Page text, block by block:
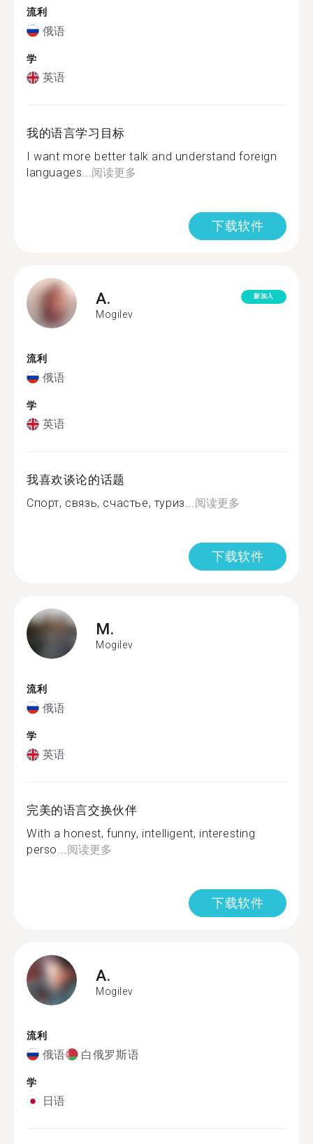
流利
俄语
学
英语
我的语言学习目标
I want more better talk and understand foreign
languages...阅读更多
下载软件
A.
Mogilev
新加入
流利
俄语
学
英语
我喜欢谈论的话题
Спорт, связь, счастье, туриз...阅读更多
下载软件
M.
Mogilev
流利
俄语
学
英语
完美的语言交换伙伴
With a honest, funny, intelligent, interesting
perso...阅读更多
下载软件
A.
Mogilev
流利
俄语 白俄罗斯语
学
日语